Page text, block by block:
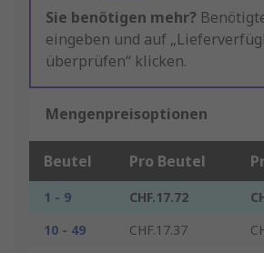
Sie benötigen mehr?
eingeben und auf
überprüfen“ klicken.
Mengenpreisoptionen
Beutel Pro Beutel
1 - 9 CHF.17.72
10 - 49
CHF.17.37